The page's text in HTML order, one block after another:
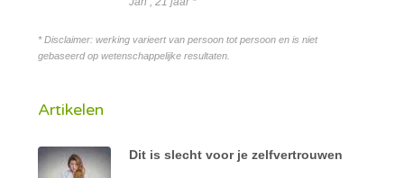
* Disclaimer: werking varieert van persoon tot persoon en is niet
gebaseerd op wetenschappelijke resultaten.
Artikelen
Dit is slecht voor je zelfvertrouwen